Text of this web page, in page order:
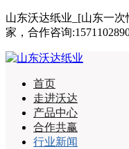
山东沃达纸业_[山东一
家，合作咨询
首页
走进沃达
产品中心
合作共赢
行业新闻